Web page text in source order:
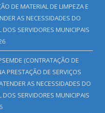
DE MATERIAL DE LIMPEZA E
AS NECESSIDADES DO
DOS SERVIDORES MUNICIPAIS
(CONTRATAÇÃO DE
PRESTAÇÃO DE SERVIÇOS
AS NECESSIDADES DO
DOS SERVIDORES MUNICIPAIS